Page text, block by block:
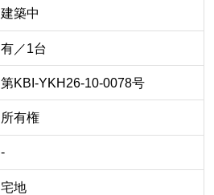
建築中
有／1台
第KBI-YKH26-10-0078号
所有権
-
宅地